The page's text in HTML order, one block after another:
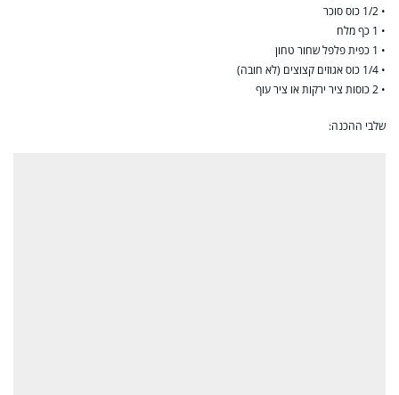
• 1/2 כוס סוכר
• 1 כף מלח
• 1 כפית פלפל שחור טחון
• 1/4 כוס אגוזים קצוצים (לא חובה)
• 2 כוסות ציר ירקות או ציר עוף
שלבי ההכנה: